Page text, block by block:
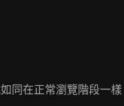
同在正常瀏覽階段一